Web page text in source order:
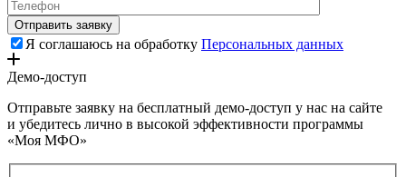
Я соглашаюсь на обработку Персональных данных
Демо-доступ
Отправьте заявку на бесплатный демо-доступ у нас на сайте
и убедитесь лично в высокой эффективности программы
«Моя МФО»